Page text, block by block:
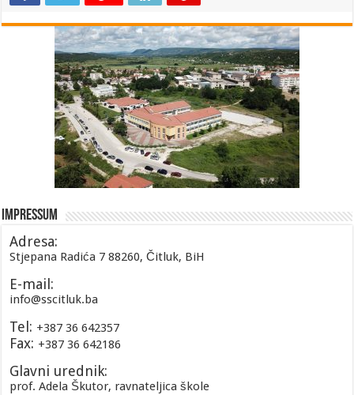
Impressum
Adresa:
Stjepana Radića 7 88260, Čitluk, BiH
E-mail:
info@sscitluk.ba
Tel: +387 36 642357
Fax: +387 36 642186
Glavni urednik:
prof. Adela Škutor, ravnateljica škole